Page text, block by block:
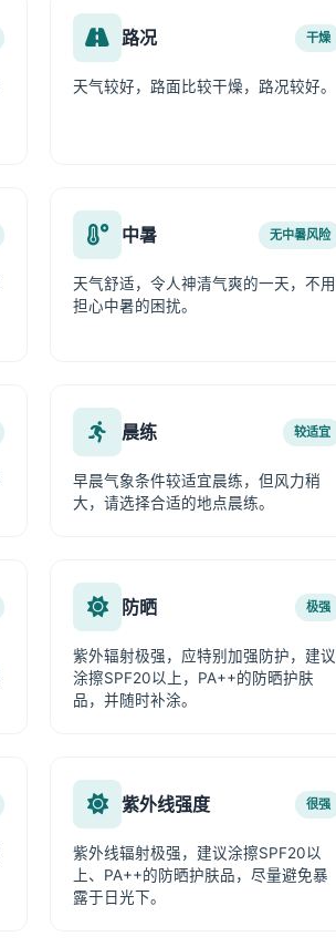
路况 干燥
天气较好，路面比较干燥，路况较好。
中暑 无中暑风险
天气舒适，令人神清气爽的一天，不用
担心中暑的困扰。
晨练 较适宜
早晨气象条件较适宜晨练，但风力稍
大，请选择合适的地点晨练。
防晒 极强
紫外辐射极强，应特别加强防护，建议
涂擦SPF20以上，PA++的防晒护肤
品，并随时补涂。
紫外线强度 很强
紫外线辐射极强，建议涂擦SPF20以
上、PA++的防晒护肤品，尽量避免暴
露于日光下。